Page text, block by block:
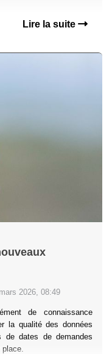
Lire la suite
2026, 08:49
de connaissance
la qualité des données
de dates de demandes